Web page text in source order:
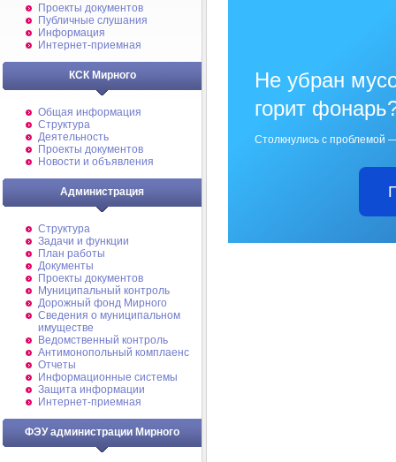
Проекты документов
Публичные слушания
Информация
Интернет-приемная
КСК Мирного
Общая информация
Структура
Деятельность
Проекты документов
Новости и объявления
Администрация
Структура
Задачи и функции
План работы
Документы
Проекты документов
Муниципальный контроль
Дорожный фонд Мирного
Cведения о муниципальном
имуществе
Ведомственный контроль
Антимонопольный комплаенс
Отчеты
Информационные системы
Защита информации
Интернет-приемная
ФЭУ администрации Мирного
Не убран
горит
Столкнулись с проблемой